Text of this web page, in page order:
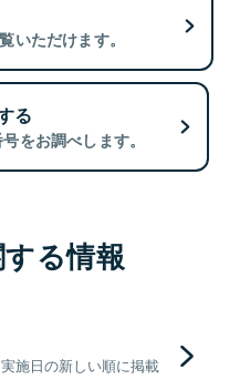
いただけます。
る
をお調べします。
る情報
施日の新しい順に掲載